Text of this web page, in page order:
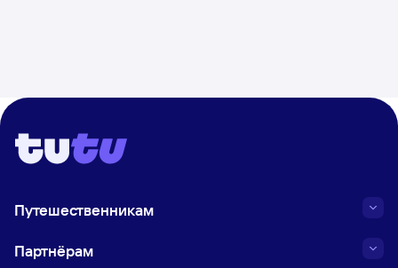
Путешественникам
Партнёрам